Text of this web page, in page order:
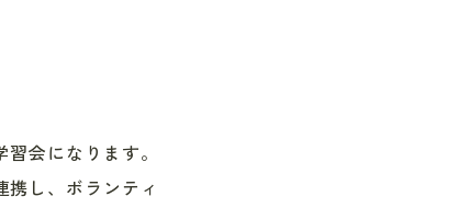
会になります。
し、ボランティ